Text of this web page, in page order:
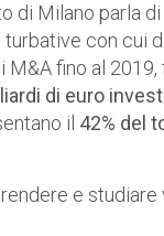
di Milano parla di
turbative con cui
fino al
di euro
il 42% del
e